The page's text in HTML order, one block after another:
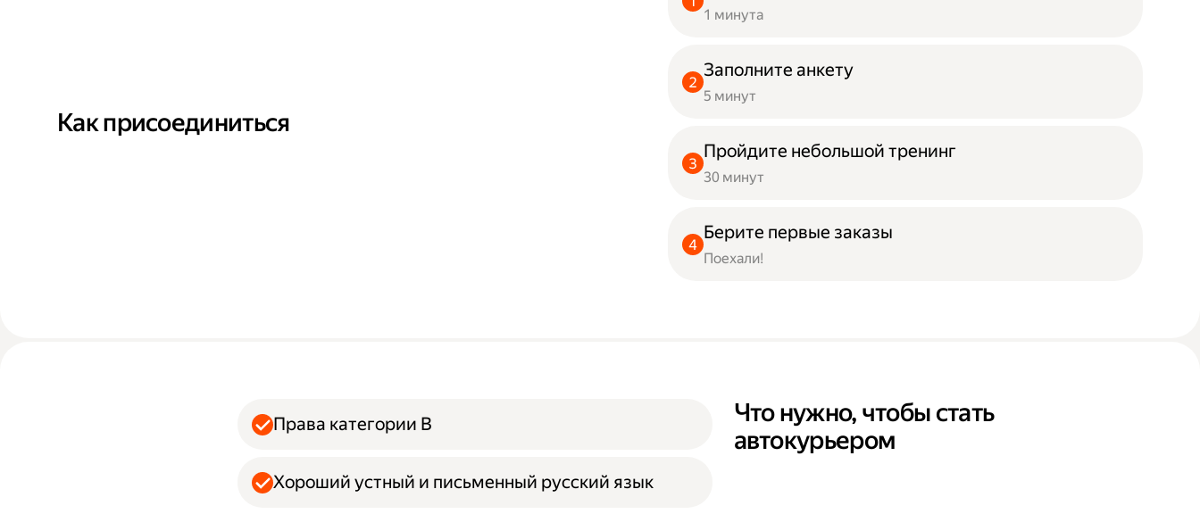
Как присоединиться
1 минута
Заполните анкету
5 минут
Пройдите небольшой тренинг
30 минут
Берите первые заказы
Поехали!
Что нужно, чтобы стать
автокурьером
Права категории B
Хороший устный и письменный русский язык